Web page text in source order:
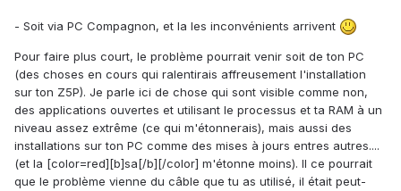
- Soit via PC Compagnon, et la les inconvénients arrivent
Pour faire plus court, le problème pourrait venir soit de ton PC
(des choses en cours qui ralentirais affreusement l'installation
sur ton Z5P). Je parle ici de chose qui sont visible comme non,
des applications ouvertes et utilisant le processus et ta RAM à un
niveau assez extrême (ce qui m'étonnerais), mais aussi des
installations sur ton PC comme des mises à jours entres autres....
(et la [color=red][b]sa[/b][/color] m'étonne moins). Il ce pourrait
que le problème vienne du câble que tu as utilisé, il était peut-